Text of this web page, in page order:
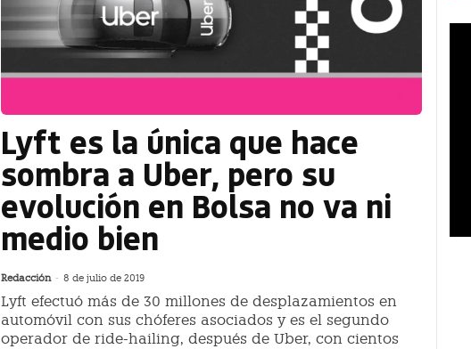
Lyft es la única que hace
sombra a Uber, pero su
evolución en Bolsa no va ni
medio bien
Redacción - 8 de julio de 2019
Lyft efectuó más de 30 millones de desplazamientos en
automóvil con sus chóferes asociados y es el segundo
operador de ride-hailing, después de Uber, con cientos